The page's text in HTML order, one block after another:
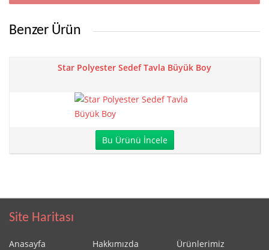
Benzer Ürün
Star Polyester Sedef Tavla Büyük Boy
Bu Ürünü İncele
Site Haritası
Anasayfa Hakkımızda
Ürünlerimiz